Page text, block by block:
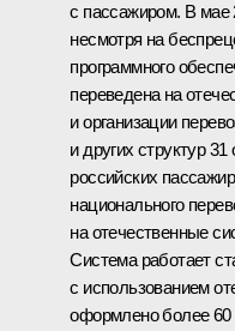
с пассажиром. В мае
несмотря на
программного
переведена на
и организации
и других структур
российских
национального
на отечественные
Система работает
с использованием
оформлено более 60